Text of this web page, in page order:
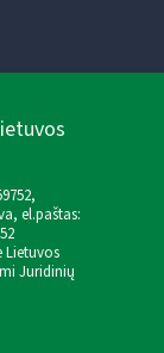
el.paštas:
Lietuvos
Juridinių